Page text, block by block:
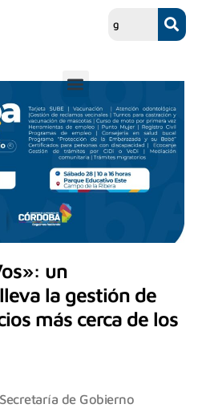
un
la gestión de
más cerca de los
Secretaría de Gobierno